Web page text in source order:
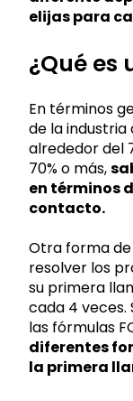
elijas para
¿Qué es
En términos
de la
alrededor del
70% o más,
en términos
contacto.
Otra forma
resolver los
su primera
cada 4 veces.
las fórmulas
diferentes
la primera